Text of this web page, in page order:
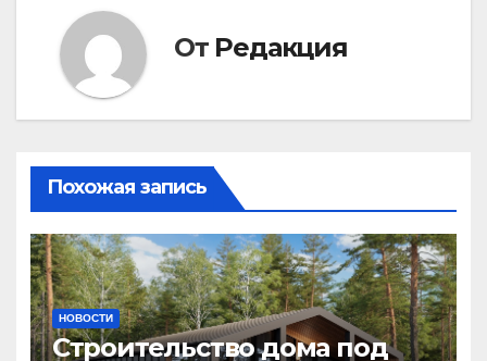
От Редакция
Похожая запись
НОВОСТИ
Строительство дома под